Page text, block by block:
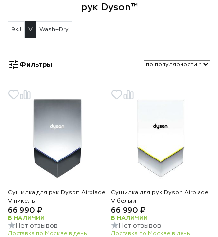
рук Dyson™
9kJ V Wash+Dry
Фильтры
Сушилка для рук Dyson Airblade
V никель
66 990 ₽
В НАЛИЧИИ
Нет отзывов
Доставка по Москве в день
Сушилка для рук Dyson Airblade
V белый
66 990 ₽
В НАЛИЧИИ
Нет отзывов
Доставка по Москве в день